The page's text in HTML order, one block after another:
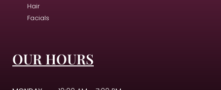
Hair
Facials
OUR HOURS